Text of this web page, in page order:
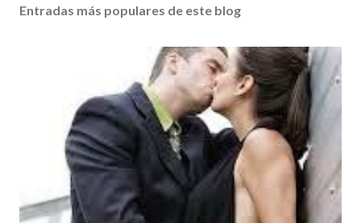
Entradas más populares de este blog